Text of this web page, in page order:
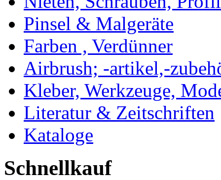
Pinsel & Malgeräte
Farben , Verdünner
Airbrush; -artikel,-
Kleber, Werkzeuge,
Literatur & Zeitschriften
Kataloge
Schnellkauf